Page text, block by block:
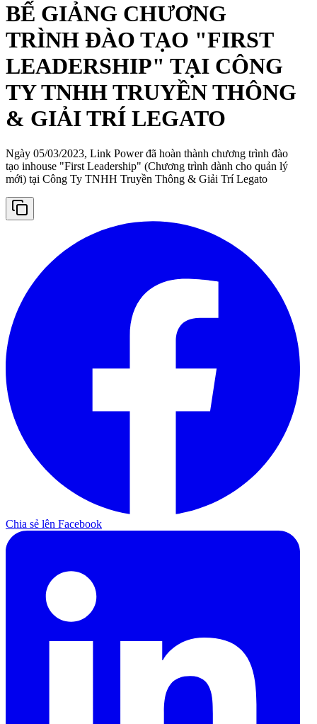
BẾ GIẢNG CHƯƠNG
TRÌNH ĐÀO TẠO "FIRST
LEADERSHIP" TẠI CÔNG
TY TNHH TRUYỀN THÔNG
& GIẢI TRÍ LEGATO
Ngày 05/03/2023, Link Power đã hoàn thành chương trình đào
tạo inhouse "First Leadership" (Chương trình dành cho quản lý
mới) tại Công Ty TNHH Truyền Thông & Giải Trí Legato
Chia sẻ lên Facebook